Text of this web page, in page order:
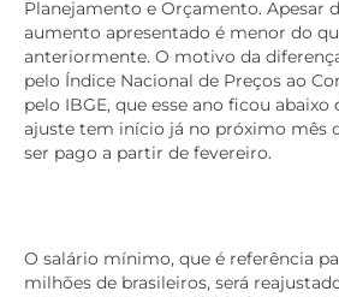
Planejamento e Orçamento. Apesar
aumento apresentado é menor do
anteriormente. O motivo da
pelo Índice Nacional de Preços ao
pelo IBGE, que esse ano ficou abaixo
ajuste tem início já no próximo mês
ser pago a partir de fevereiro.
O salário mínimo, que é referência
milhões de brasileiros, será